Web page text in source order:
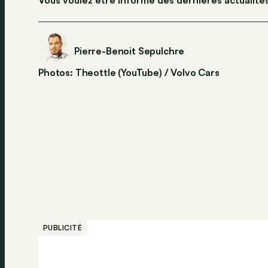
Pierre-Benoit Sepulchre
Photos: Theottle (YouTube) / Volvo Cars
PUBLICITÉ